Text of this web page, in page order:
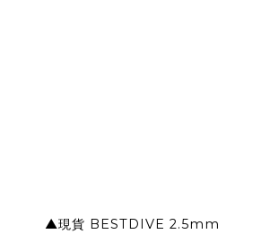
▲現貨 BESTDIVE 2.5mm